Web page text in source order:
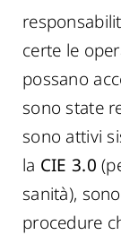
certe le
possano
sono state
sono attivi
la CIE 3.0
sanità),
procedure